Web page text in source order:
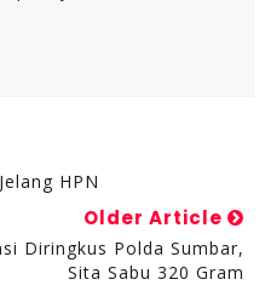
HPN
Older Article
Diringkus Polda Sumbar,
Sita Sabu 320 Gram